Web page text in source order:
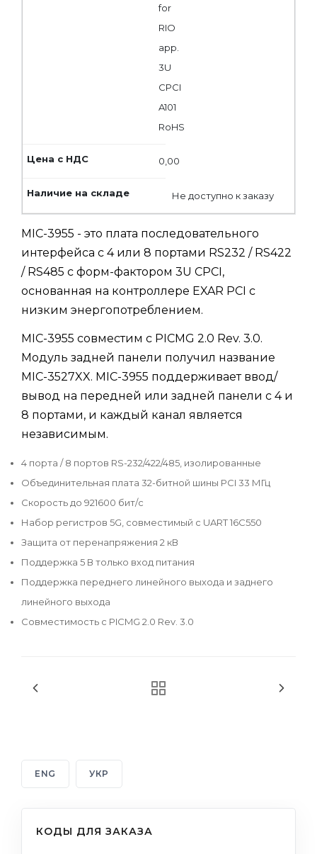
for
RIO
app.
3U
CPCI
A101
RoHS
0,00
Не доступно к заказу
MIC-3955 - это плата последовательного
интерфейса с 4 или 8 портами RS232 / RS422
/ RS485 с форм-фактором 3U CPCI,
основанная на контроллере EXAR PCI с
низким энергопотреблением.
MIC-3955 совместим с PICMG 2.0 Rev. 3.0.
Модуль задней панели получил название
MIC-3527XX. MIC-3955 поддерживает ввод/
вывод на передней или задней панели с 4 и
8 портами, и каждый канал является
независимым.
4 порта / 8 портов RS-232/422/485, изолированные
Объединительная плата 32-битной шины PCI 33 МГц
Скорость до 921600 бит/с
Набор регистров 5G, совместимый с UART 16C550
Защита от перенапряжения 2 кВ
Поддержка 5 В только вход питания
Поддержка переднего линейного выхода и заднего
линейного выхода
Совместимость с PICMG 2.0 Rev. 3.0
ENG УКР
КОДЫ ДЛЯ ЗАКАЗА